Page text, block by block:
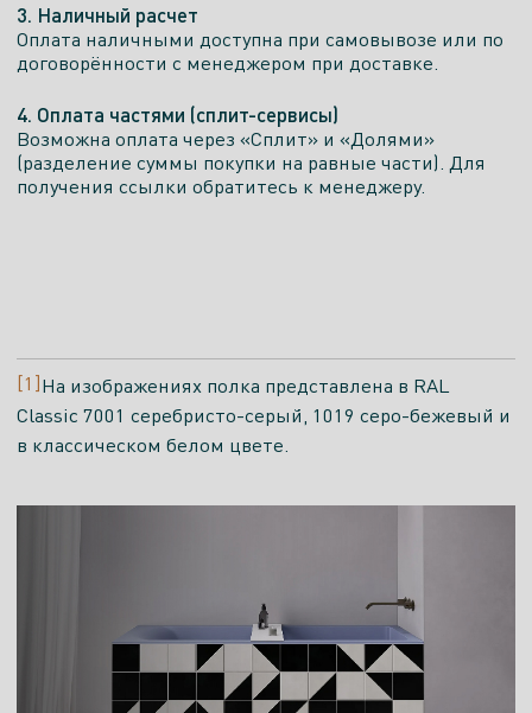
10:00-
19:00
10:00-
19:00
18:00
Есть экспозиция
Салон
ПН. - ПТ.
9.00-
9.00-
18.00
9.00-
18.00
Атмосфера
Санкт-Петербург, Выборгское шоссе, 15
Показать телефон
3. Наличный расчет
Оплата наличными доступна при самовывозе или по
договорённости с менеджером при доставке.
4. Оплата частями (сплит-сервисы)
Возможна оплата через «Сплит» и «Долями»
(разделение суммы покупки на равные части). Для
получения ссылки обратитесь к менеджеру.
[1]На изображениях полка представлена в RAL
Classic 7001 серебристо-серый, 1019 серо-бежевый и
в классическом белом цвете.